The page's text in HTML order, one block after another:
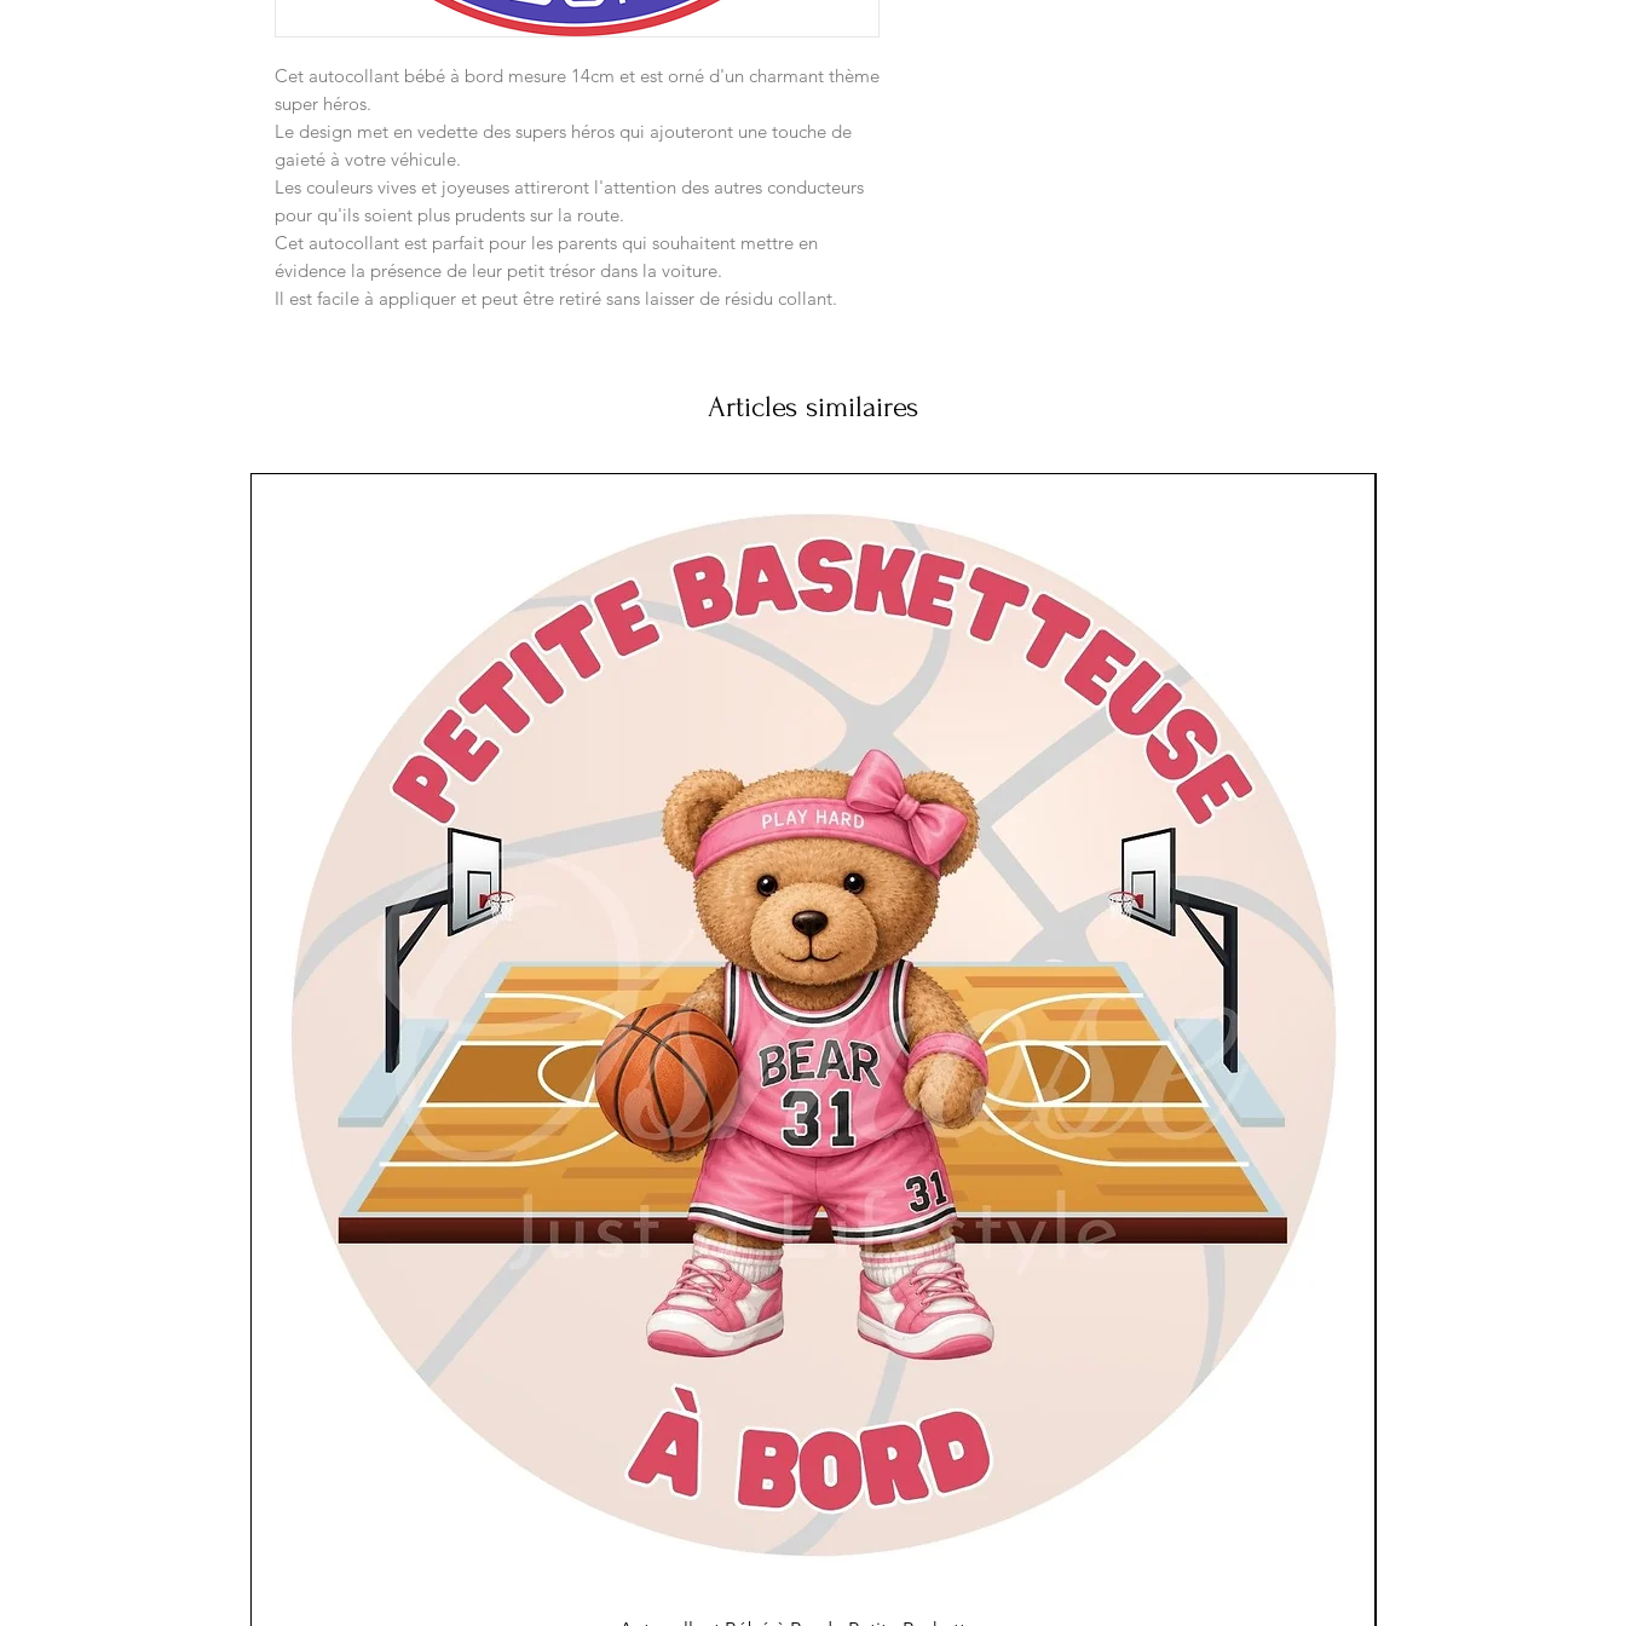
Cet autocollant bébé à bord mesure 14cm et est orné d'un charmant thème
super héros.
Le design met en vedette des supers héros qui ajouteront une touche de
gaieté à votre véhicule.
Les couleurs vives et joyeuses attireront l'attention des autres conducteurs
pour qu'ils soient plus prudents sur la route.
Cet autocollant est parfait pour les parents qui souhaitent mettre en
évidence la présence de leur petit trésor dans la voiture.
Il est facile à appliquer et peut être retiré sans laisser de résidu collant.
Articles similaires